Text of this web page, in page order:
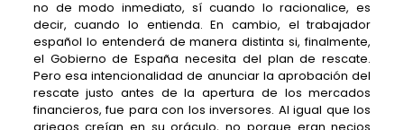
no de modo inmediato, sí cuando lo racionalice, es
decir, cuando lo entienda. En cambio, el trabajador
español lo entenderá de manera distinta si, finalmente,
el Gobierno de España necesita del plan de rescate.
Pero esa intencionalidad de anunciar la aprobación del
rescate justo antes de la apertura de los mercados
financieros, fue para con los inversores. Al igual que los